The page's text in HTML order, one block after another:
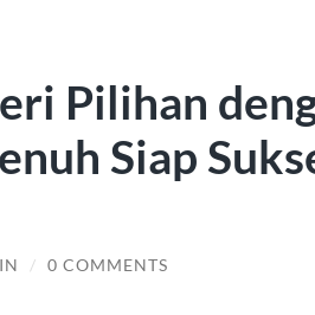
Pilihan
Siap
/ 0 COMMENTS